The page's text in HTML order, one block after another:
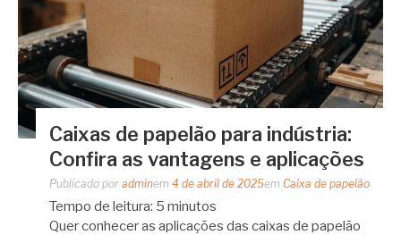
Caixas de papelão para indústria:
Confira as vantagens e aplicações
Publicado por adminem 4 de abril de 2025em Caixa de papelão
Tempo de leitura: 5 minutos
Quer conhecer as aplicações das caixas de papelão